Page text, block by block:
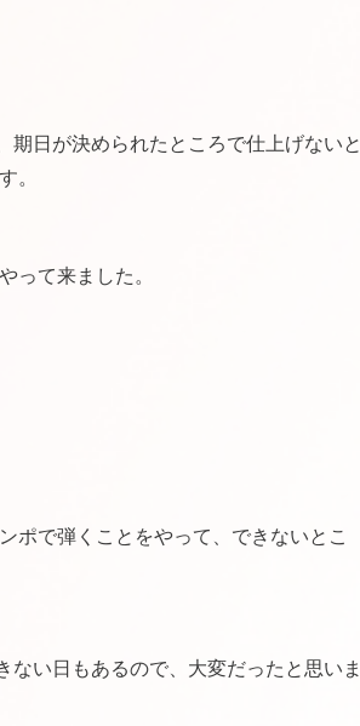
期日が決められたところで仕上げないと
。
って来ました。
ポで弾くことをやって、できないとこ
い日もあるので、大変だったと思いま